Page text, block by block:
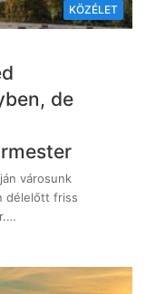
KÖZÉLET
de
városunk
délelőtt friss